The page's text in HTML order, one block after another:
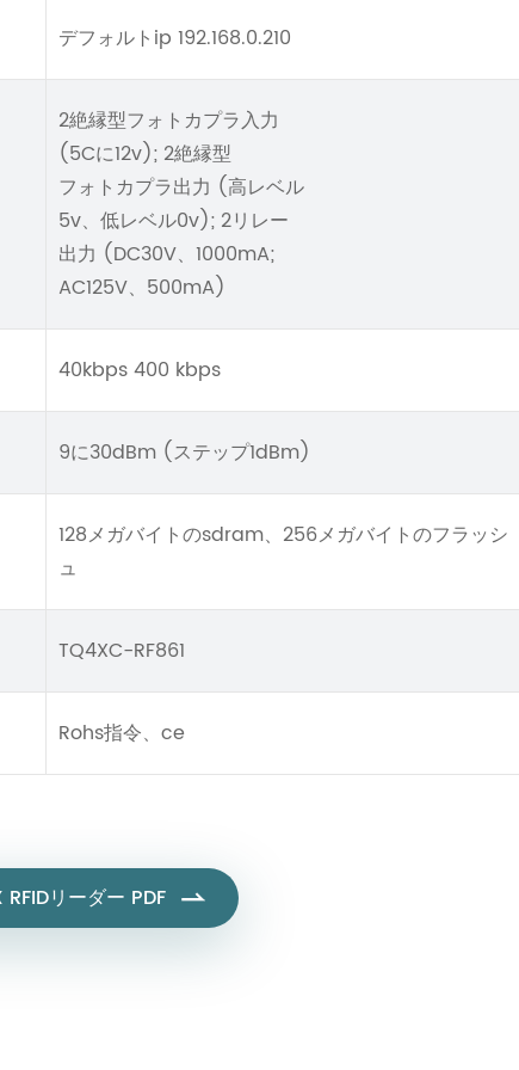
デフォルトip 192.168.0.210
2絶縁型フォトカプラ入力
(5Cに12v); 2絶縁型
フォトカプラ出力 (高レベル
5v、低レベル0v); 2リレー
出力 (DC30V、1000mA;
AC125V、500mA)
40kbps 400 kbps
9に30dBm (ステップ1dBm)
128メガバイトのsdram、256メガバイトのフラッシ
ュ
TQ4XC-RF861
Rohs指令、ce
リーダー PDF 